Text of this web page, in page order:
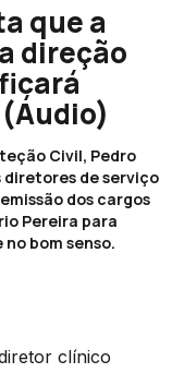
que a
direção
Civil, Pedro
diretores de serviço
dos cargos
Pereira para
bom senso.
clínico